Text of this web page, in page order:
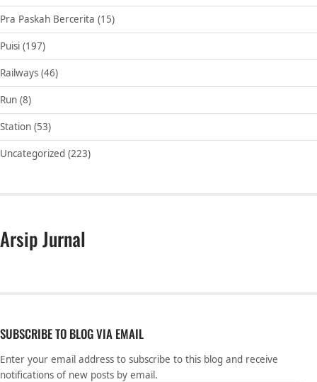
Pra Paskah Bercerita (15)
Puisi (197)
Railways (46)
Run (8)
Station (53)
Uncategorized (223)
Arsip Jurnal
SUBSCRIBE TO BLOG VIA EMAIL
Enter your email address to subscribe to this blog and receive
notifications of new posts by email.